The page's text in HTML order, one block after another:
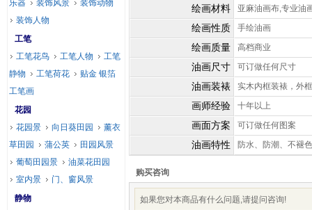
绘画材料 亚麻油画布,专业油
绘画性质 手绘油画
绘画质量 高档商业
油画尺寸 可订做任何尺寸
油画装裱 实木内框装裱，外
画师经验 十年以上
画面方案 可订做任何图案
油画特性 防水、防潮、不褪色
购买咨询
如果您对本商品有什么问题,请提问咨询!
乐器 装饰风景
装饰动物
装饰人物
工笔
工笔花鸟
工笔人物
工笔
静物
工笔荷花
贴金 银箔
工笔画
花园
花园景
向日葵田园
薰衣
草田园
蒲公英
田园风景
葡萄田园景
油菜花田园
室内景
门、窗风景
静物